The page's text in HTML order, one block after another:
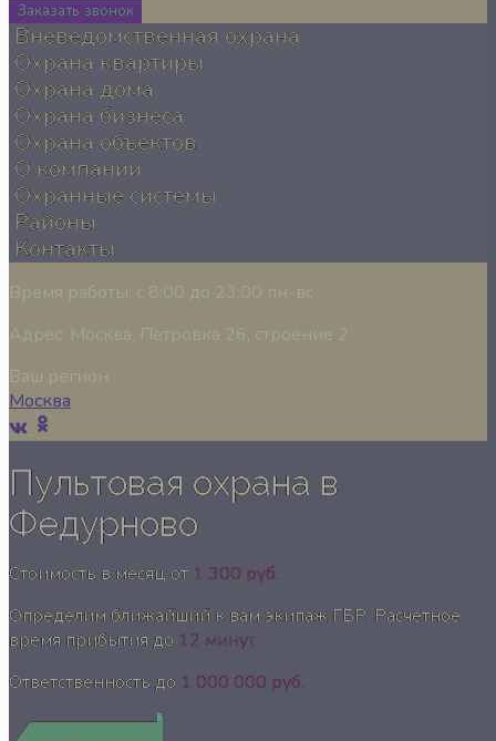
Заказать звонок
Вневедомственная охрана
Охрана квартиры
Охрана дома
Охрана бизнеса
Охрана объектов
О компании
Охранные системы
Районы
Контакты
Время работы: с 8:00 до 23:00 пн-вс
Адрес: Москва, Петровка 26, строение 2
Ваш регион:
Москва
Пультовая охрана в
Федурново
Стоимость в месяц от 1 300 руб.
Определим ближайший к вам экипаж ГБР. Расчетное
время прибытия до 12 минут
Ответственность до 1 000 000 руб.